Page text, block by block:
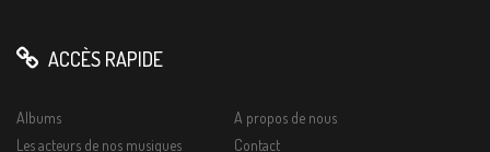
ACCÈS RAPIDE
Albums
Les acteurs de nos musiques
A propos de nous
Contact